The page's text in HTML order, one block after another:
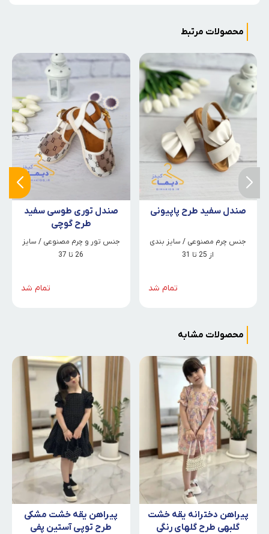
محصولات مرتبط
صندل سفید طرح پاپیونی
جنس چرم مصنوعی / سایز بندی
از 25 تا 31
تمام شد
صندل توری طوسی سفید
طرح گوچی
جنس تور و چرم مصنوعی / سایز
26 تا 37
تمام شد
محصولات مشابه
پیراهن دخترانه یقه خشت
گلبهی طرح گلهای رنگی
پیراهن یقه خشت مشکی
طرح توپی آستین پفی